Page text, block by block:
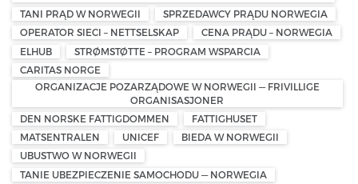
TANI PRĄD W NORWEGII
SPRZEDAWCY PRĄDU NORWEGIA
OPERATOR SIECI – NETTSELSKAP
CENA PRĄDU – NORWEGIA
ELHUB
STRØMSTØTTE – PROGRAM WSPARCIA
CARITAS NORGE
ORGANIZACJE POZARZĄDOWE W NORWEGII — FRIVILLIGE
ORGANISASJONER
DEN NORSKE FATTIGDOMMEN
FATTIGHUSET
MATSENTRALEN
UNICEF
BIEDA W NORWEGII
UBUSTWO W NORWEGII
TANIE UBEZPIECZENIE SAMOCHODU — NORWEGIA